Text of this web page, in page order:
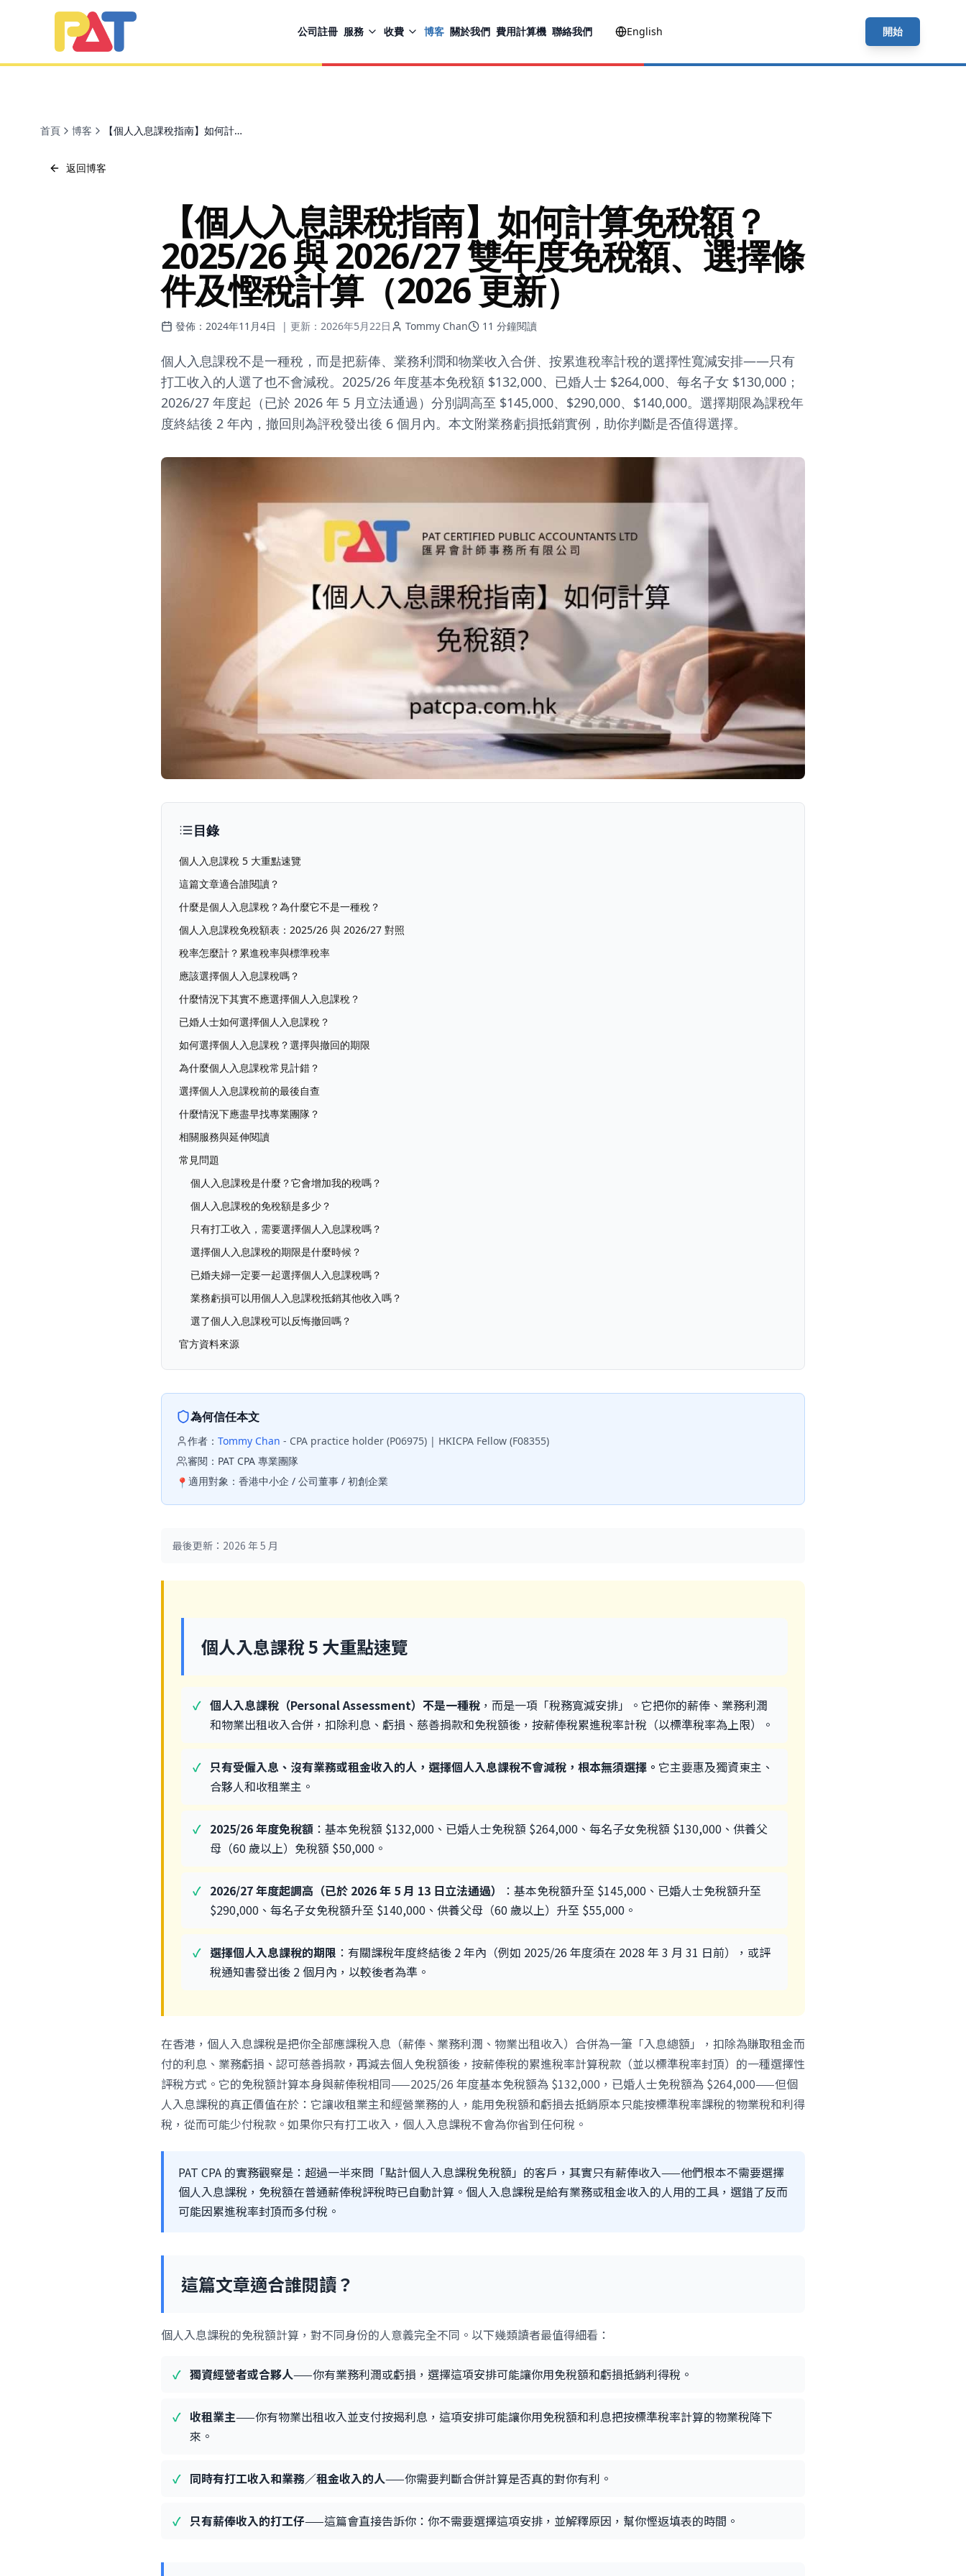
PAT CERTIFIED PUBLIC ACCOUNTANTS LIMITED 公司註冊 服務 收費 博客 關於我們 費用計算機 聯絡我們 English 開始
首頁 博客 【個人入息課稅指南】如何計算免稅額？2025/26 與 2026/27 雙年度免稅額、選擇條件及慳稅計算（2026 更新）
返回博客
【個人入息課稅指南】如何計算免稅額？
2025/26 與 2026/27 雙年度免稅額、選擇條
件及慳稅計算（2026 更新）
發佈： 2024年11月4日 | 更新： 2026年5月22日 Tommy Chan 11 分鐘閱讀
個人入息課稅不是一種稅，而是把薪俸、業務利潤和物業收入合併、按累進稅率計稅的選擇性寬減安排——只有
打工收入的人選了也不會減稅。2025/26 年度基本免稅額 $132,000、已婚人士 $264,000、每名子女 $130,000；
2026/27 年度起（已於 2026 年 5 月立法通過）分別調高至 $145,000、$290,000、$140,000。選擇期限為課稅年
度終結後 2 年內，撤回則為評稅發出後 6 個月內。本文附業務虧損抵銷實例，助你判斷是否值得選擇。
目錄
個人入息課稅 5 大重點速覽
這篇文章適合誰閱讀？
什麼是個人入息課稅？為什麼它不是一種稅？
個人入息課稅免稅額表：2025/26 與 2026/27 對照
稅率怎麼計？累進稅率與標準稅率
應該選擇個人入息課稅嗎？
什麼情況下其實不應選擇個人入息課稅？
已婚人士如何選擇個人入息課稅？
如何選擇個人入息課稅？選擇與撤回的期限
為什麼個人入息課稅常見計錯？
選擇個人入息課稅前的最後自查
什麼情況下應盡早找專業團隊？
相關服務與延伸閱讀
常見問題
個人入息課稅是什麼？它會增加我的稅嗎？
個人入息課稅的免稅額是多少？
只有打工收入，需要選擇個人入息課稅嗎？
選擇個人入息課稅的期限是什麼時候？
已婚夫婦一定要一起選擇個人入息課稅嗎？
業務虧損可以用個人入息課稅抵銷其他收入嗎？
選了個人入息課稅可以反悔撤回嗎？
官方資料來源
為何信任本文
作者： Tommy Chan - CPA practice holder (P06975) | HKICPA Fellow (F08355)
審閱： PAT CPA 專業團隊
📍 適用對象： 香港中小企 / 公司董事 / 初創企業
最後更新：2026 年 5 月
個人入息課稅 5 大重點速覽
個人入息課稅（Personal Assessment）不是一種稅 ，而是一項「稅務寬減安排」。它把你的薪俸、業務利潤
和物業出租收入合併，扣除利息、虧損、慈善捐款和免稅額後，按薪俸稅累進稅率計稅（以標準稅率為上限）。
只有受僱入息、沒有業務或租金收入的人，選擇個人入息課稅不會減稅，根本無須選擇。 它主要惠及獨資東主、
合夥人和收租業主。
2025/26 年度免稅額 ：基本免稅額 $132,000、已婚人士免稅額 $264,000、每名子女免稅額 $130,000、供養父
母（60 歲以上）免稅額 $50,000。
2026/27 年度起調高（已於 2026 年 5 月 13 日立法通過）
：基本免稅額升至 $145,000、已婚人士免稅額升至
$290,000、每名子女免稅額升至 $140,000、供養父母（60 歲以上）升至 $55,000。
選擇個人入息課稅的期限 ：有關課稅年度終結後 2 年內（例如 2025/26 年度須在 2028 年 3 月 31 日前），或評
稅通知書發出後 2 個月內，以較後者為準。
在香港，個人入息課稅是把你全部應課稅入息（薪俸、業務利潤、物業出租收入）合併為一筆「入息總額」，扣除為賺取租金而
付的利息、業務虧損、認可慈善捐款，再減去個人免稅額後，按薪俸稅的累進稅率計算稅款（並以標準稅率封頂）的一種選擇性
評稅方式。它的免稅額計算本身與薪俸稅相同——2025/26 年度基本免稅額為 $132,000，已婚人士免稅額為 $264,000——但個
人入息課稅的真正價值在於：它讓收租業主和經營業務的人，能用免稅額和虧損去抵銷原本只能按標準稅率課稅的物業稅和利得
稅，從而可能少付稅款。如果你只有打工收入，個人入息課稅不會為你省到任何稅。
PAT CPA 的實務觀察是：超過一半來問「點計個人入息課稅免稅額」的客戶，其實只有薪俸收入——他們根本不需要選擇
個人入息課稅，免稅額在普通薪俸稅評稅時已自動計算。個人入息課稅是給有業務或租金收入的人用的工具，選錯了反而
可能因累進稅率封頂而多付稅。
這篇文章適合誰閱讀？
個人入息課稅的免稅額計算，對不同身份的人意義完全不同。以下幾類讀者最值得細看：
獨資經營者或合夥人——你有業務利潤或虧損，選擇這項安排可能讓你用免稅額和虧損抵銷利得稅。
收租業主——你有物業出租收入並支付按揭利息，這項安排可能讓你用免稅額和利息把按標準稅率計算的物業稅降下
來。
同時有打工收入和業務／租金收入的人——你需要判斷合併計算是否真的對你有利。
只有薪俸收入的打工仔——這篇會直接告訴你：你不需要選擇這項安排，並解釋原因，幫你慳返填表的時間。